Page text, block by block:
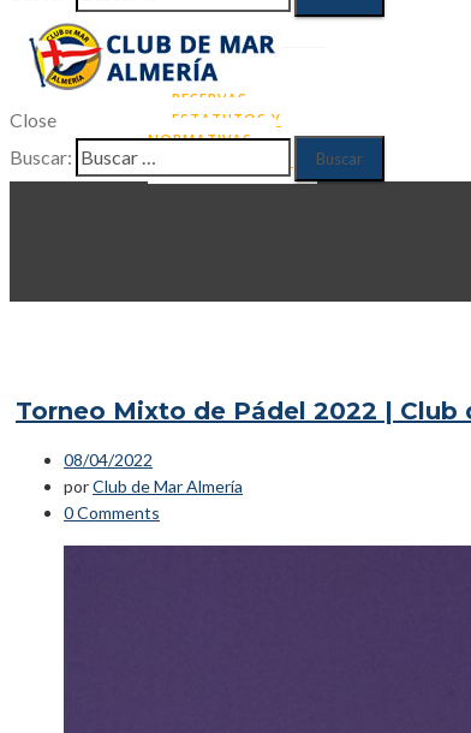
NATACIÓN
ACTUALIDAD
CONTACTO
ZONA DE SOCIOS
RESERVAS
ESTATUTOS Y
NORMATIVAS
Close
Buscar:
Torneo Mixto de Pádel 2022 | Club
08/04/2022
porClub de Mar Almería
0 Comments